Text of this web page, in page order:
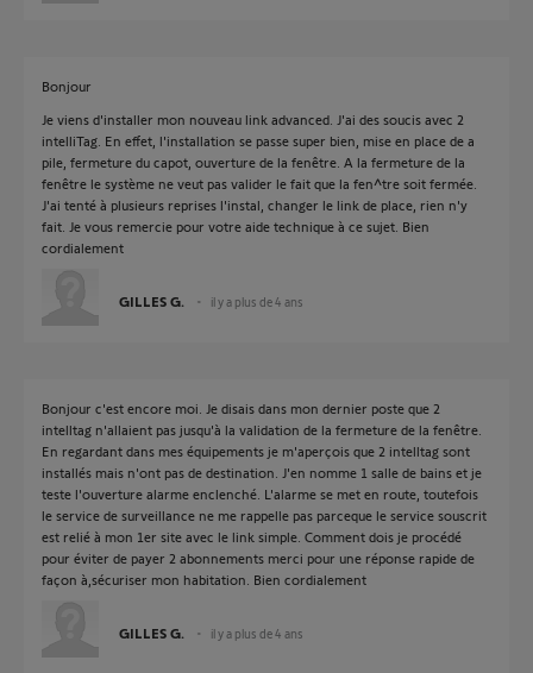
Bonjour
Je viens d'installer mon nouveau link advanced. J'ai des soucis avec 2
intelliTag. En effet, l'installation se passe super bien, mise en place de a
pile, fermeture du capot, ouverture de la fenêtre. A la fermeture de la
fenêtre le système ne veut pas valider le fait que la fen^tre soit fermée.
J'ai tenté à plusieurs reprises l'instal, changer le link de place, rien n'y
fait. Je vous remercie pour votre aide technique à ce sujet. Bien
cordialement
GILLES G. il y a plus de 4 ans
Bonjour c'est encore moi. Je disais dans mon dernier poste que 2
intelltag n'allaient pas jusqu'à la validation de la fermeture de la fenêtre.
En regardant dans mes équipements je m'aperçois que 2 intelltag sont
installés mais n'ont pas de destination. J'en nomme 1 salle de bains et je
teste l'ouverture alarme enclenché. L'alarme se met en route, toutefois
le service de surveillance ne me rappelle pas parceque le service souscrit
est relié à mon 1er site avec le link simple. Comment dois je procédé
pour éviter de payer 2 abonnements merci pour une réponse rapide de
façon à,sécuriser mon habitation. Bien cordialement
GILLES G. il y a plus de 4 ans